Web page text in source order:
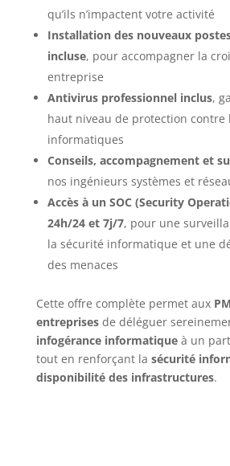
qu’ils n’impactent votre activité
Installation des nouveaux
incluse, pour accompagner la
entreprise
Antivirus professionnel inclus,
haut niveau de protection contre
informatiques
Conseils, accompagnement et
nos ingénieurs systèmes et
Accès à un SOC (Security
24h/24 et 7j/7, pour une
la sécurité informatique et une
des menaces
Cette offre complète permet aux
entreprisesde déléguer
infogérance informatiqueà un
tout en renforçant la sécurité
disponibilité des infrastructures.